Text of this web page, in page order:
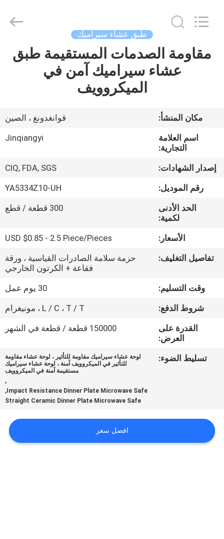
الصفحة
الرئيسية
معلومات
جولة
مراقبة
الجودة
اتصل
Copyright
ceramicdinnerwareset.com.
طبق عشاء سيراميك
مقاومة الصدمات المستقيمة طبق
عشاء سيراميك آمن في
الميكروويف
مكان المنشأ:
قوانغدونغ ، الصين
اسم العلامة
التجارية:
Jinqiangyi
إصدار الشهادات:
CIQ, FDA, SGS
رقم الموديل:
YA5334Z10-UH
الحد الأدنى
لكمية:
300 قطعة / قطع
الأسعار:
USD $0.85 - 2.5 Piece/Pieces
تفاصيل التغليف:
حزمة سلامة الصادرات القياسية ، ورقة
فقاعة + الكرتون الخارجي
وقت التسليم:
30 يوم عمل
شروط الدفع:
L / C ، T / T ، مونيغرام
القدرة على
العرض:
150000 قطعة / قطعة في الشهر
تسليط الضوء:
لوحة عشاء سيراميك مقاومة للتأثير ، لوحة عشاء مقاومة
للتأثير في الميكروويف آمنة ، لوحة عشاء سيراميك
مستقيمة آمنة في الميكروويف
,
Impact Resistance Dinner Plate Microwave Safe
,
Straight Ceramic Dinner Plate Microwave Safe
افضل سعر